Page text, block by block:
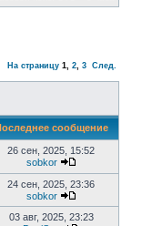
На страницу 1, 2, 3 След.
сообщение
26 сен, 2025, 15:52
sobkor
24 сен, 2025, 23:36
sobkor
03 авг, 2025, 23:23